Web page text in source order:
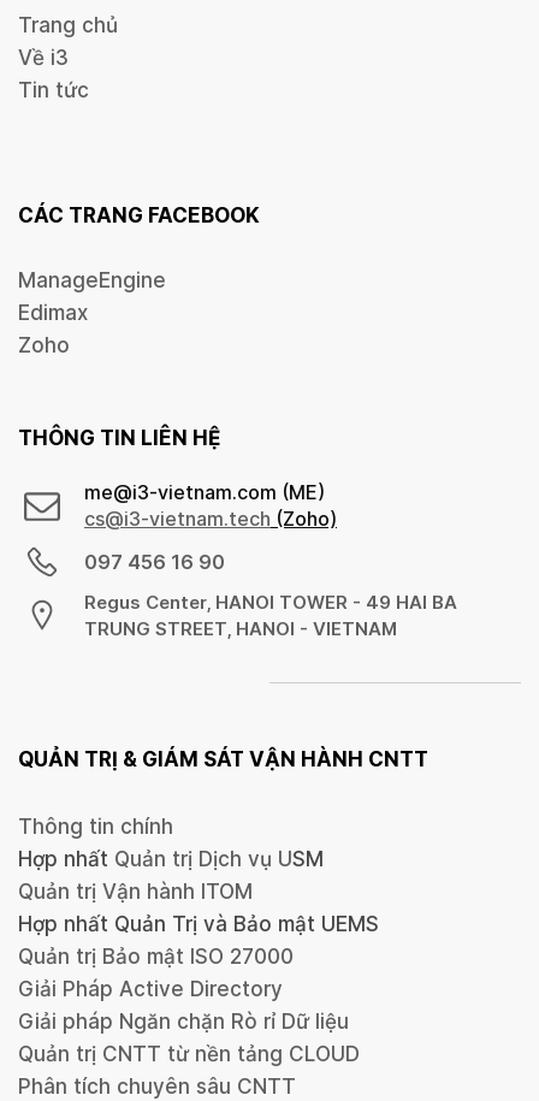
Trang chủ
Về i3
Tin tức
CÁC TRANG FACEBOOK
ManageEngine
Edimax
Zoho
THÔNG TIN LIÊN HỆ
me@i3-vietnam.com (ME)
cs@i3-vietnam.tech (Zoho)
097 456 16 90
Regus Center, HANOI TOWER - 49 HAI BA
TRUNG STREET, HANOI - VIETNAM
QUẢN TRỊ & GIÁM SÁT VẬN HÀNH CNTT
Thông tin chính
Hợp nhất Quản trị Dịch vụ USM
Quản trị Vận hành ITOM
Hợp nhất Quản Trị và Bảo mật UEMS
Quản trị Bảo mật ISO 27000
Giải Pháp Active Directory
Giải pháp Ngăn chặn Rò rỉ Dữ liệu
Quản trị CNTT từ nền tảng CLOUD
Phân tích chuyên sâu CNTT